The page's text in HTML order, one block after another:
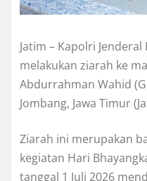
Jatim – Kapolri
melakukan ziarah ke
Abdurrahman Wahid
Jombang, Jawa Timur
Ziarah ini merupakan
kegiatan Hari
tanggal 1 Juli 2026